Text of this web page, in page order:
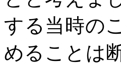
する当時の
めることは